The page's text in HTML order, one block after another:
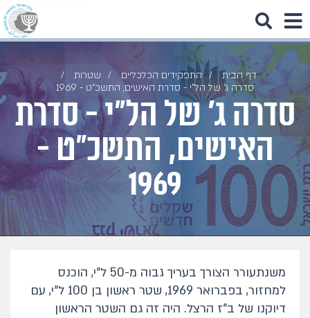
דף הבית התפקידים הכלכליים
שטרות
סדרה ג' של הל"י - סדרת האישים, התשכ"ט - 1969
סדרה ג' של הל"י - סדרת
האישים, התשכ"ט -
1969
משנתעורר הצורך בעריך גבוה מ-50 ל"י, הוכנס
למחזור, בפברואר 1969, שטר ראשון בן 100 ל"י, עם
דיוקנו של ב"ז הרצל. היה זה גם השטר הראשון